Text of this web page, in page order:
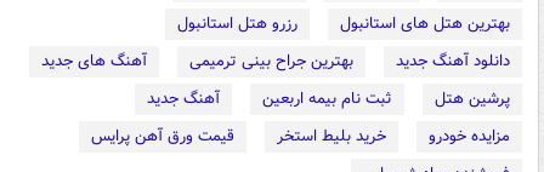
بهترین هتل های استانبول
رزرو هتل استانبول
دانلود آهنگ جدید
بهترین جراح بینی ترمیمی
آهنگ های جدید
پرشین هتل
ثبت نام بیمه اربعین
آهنگ جدید
مزایده خودرو
خرید بلیط استخر
قیمت ورق آهن پرایس